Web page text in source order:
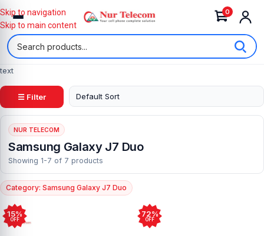
0
Skip to navigation
Skip to main content
text
☰ Filter
NUR TELECOM
Samsung Galaxy J7 Duo
Showing 1-7 of 7 products
Category: Samsung Galaxy J7 Duo
15%
OFF
72%
OFF